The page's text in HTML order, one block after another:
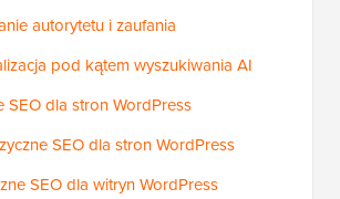
autorytetu i zaufania
pod kątem wyszukiwania AI
SEO dla stron WordPress
SEO dla stron WordPress
SEO dla witryn WordPress